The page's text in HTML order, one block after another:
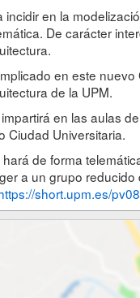
incidir en la
De carácter
en este
de la UPM.
en las aulas
Ciudad Universitaria.
de forma
a un grupo
short.upm.es/